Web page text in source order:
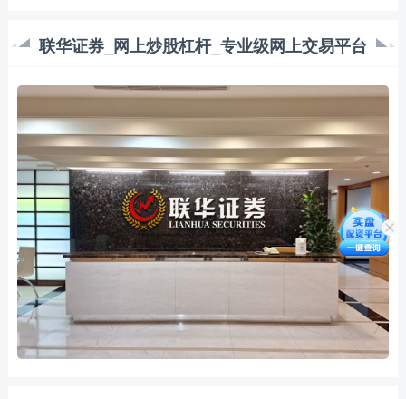
联华证券_网上炒股杠杆_专业级网上交易平台